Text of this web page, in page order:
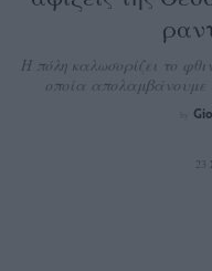
Η πόλη καλωσορίζει το
οποία απολαμβάνουμε
23